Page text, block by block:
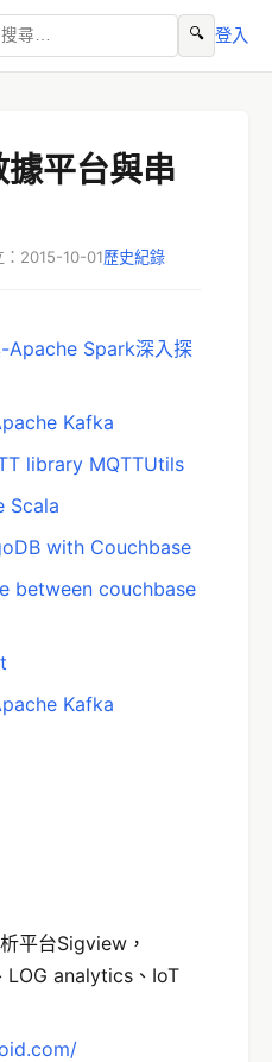
🔍 登入
平台與串
：2015-10-01歷史紀錄
Apache Spark深入探
Kafka
library MQTTUtils
Scala
with Couchbase
between couchbase
Kafka
平台Sigview，
analytics、IoT